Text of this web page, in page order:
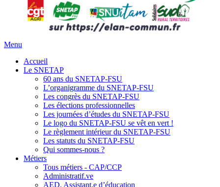
Menu
Accueil
Le SNETAP
60 ans du SNETAP-FSU
L’organigramme du SNETAP-FSU
Les congrès du SNETAP-FSU
Les élections professionnelles
Les journées d’études du SNETAP-FSU
Le logo du SNETAP-FSU se vêt en vert !
Le règlement intérieur du SNETAP-FSU
Les statuts du SNETAP-FSU
Qui sommes-nous ?
Métiers
Tous métiers - CAP/CCP
Administratif.ve
AED. Assistant.e d’éducation